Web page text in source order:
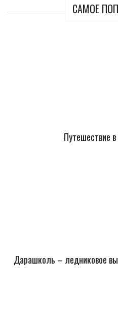
САМОЕ
Путешествие
Дарашколь – ледниковое